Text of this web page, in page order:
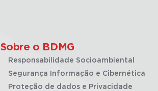
Sobre o BDMG
Responsabilidade Socioambiental
Segurança Informação e Cibernética
Proteção de dados e Privacidade